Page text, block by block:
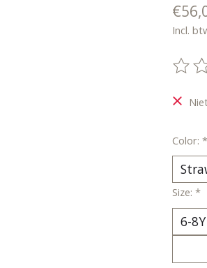
Incl.
De
Color: *
Size: *